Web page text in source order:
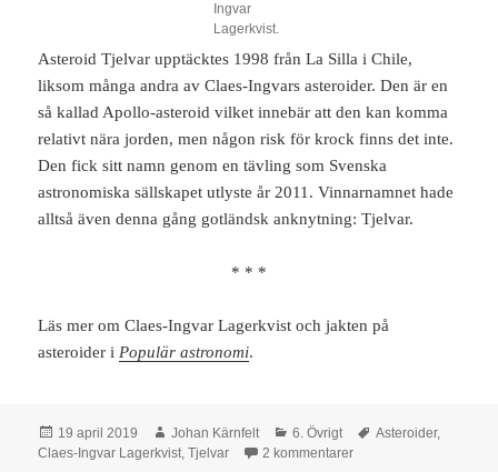
Ingvar
Lagerkvist.
Asteroid Tjelvar upptäcktes 1998 från La Silla i Chile,
liksom många andra av Claes-Ingvars asteroider. Den är en
så kallad Apollo-asteroid vilket innebär att den kan komma
relativt nära jorden, men någon risk för krock finns det inte.
Den fick sitt namn genom en tävling som Svenska
astronomiska sällskapet utlyste år 2011. Vinnarnamnet hade
alltså även denna gång gotländsk anknytning: Tjelvar.
* * *
Läs mer om Claes-Ingvar Lagerkvist och jakten på
asteroider iPopulär astronomi.
Postat
19 april 2019 Författare
Johan Kärnfelt Kategorier
6. Övrigt Taggar
Asteroider,
Claes-Ingvar Lagerkvist,Tjelvar 2 kommentarertill #32: Svenska